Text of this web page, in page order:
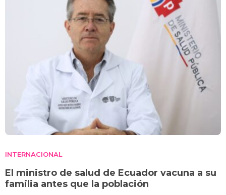
INTERNACIONAL
El ministro de salud de Ecuador vacuna a su
familia antes que la población